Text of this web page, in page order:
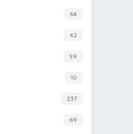
64
42
59
10
237
69